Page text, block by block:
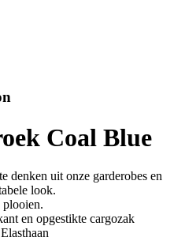
Coal Blue
denken uit onze garderobes en
look.
plooien.
en opgestikte cargozak